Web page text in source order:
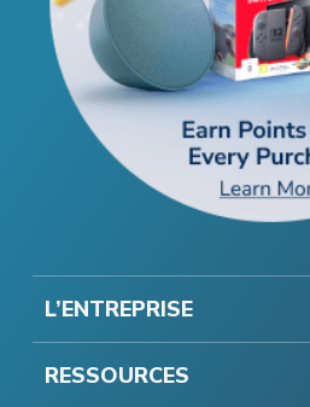
L’ENTREPRISE
RESSOURCES